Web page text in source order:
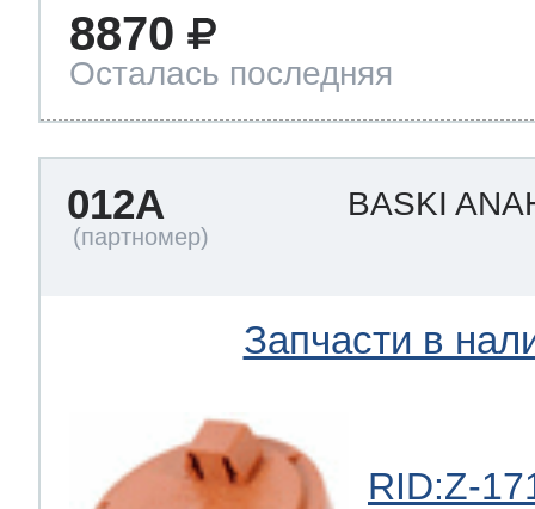
8870
Осталась последняя
012A BASKI
Запчасти в
RID:Z-